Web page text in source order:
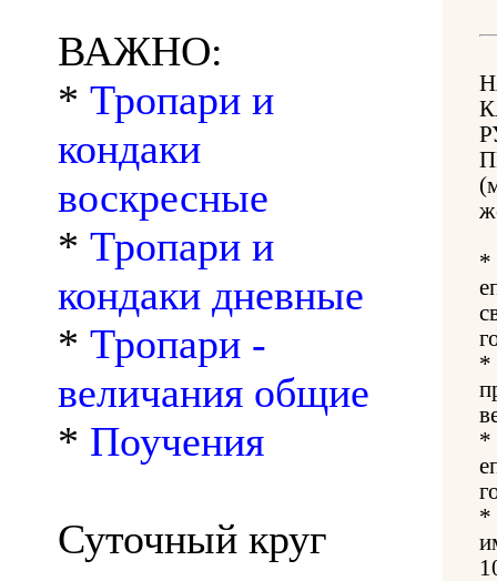
ВАЖНО:
* Тропари и
кондаки
воскресные
* Тропари и
кондаки дневные
* Тропари -
величания общие
* Поучения
Суточный круг
*
*
*
*